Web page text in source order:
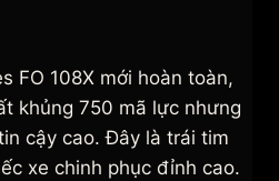
FO 108X mới hoàn toàn,
khủng 750 mã lực nhưng
cậy cao. Đây là trái tim
xe chinh phục đỉnh cao.